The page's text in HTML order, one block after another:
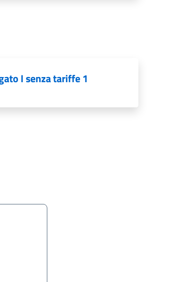
I senza tariffe 1